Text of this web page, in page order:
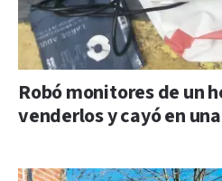
Robó monitores de un
venderlos y cayó en